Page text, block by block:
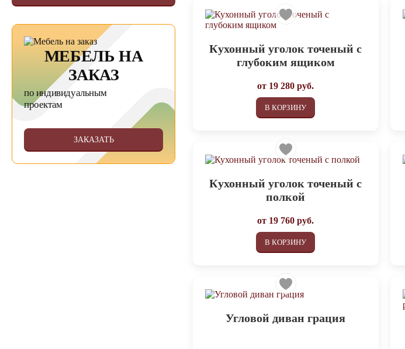
МЕБЕЛЬ НА
ЗАКАЗ
по индивидуальным
проектам
ЗАКАЗАТЬ
Кухонный уголок точеный с
глубоким ящиком
от 19 280 руб.
В КОРЗИНУ
Кухонный уголок точеный с
полкой
от 19 760 руб.
В КОРЗИНУ
Угловой диван грация